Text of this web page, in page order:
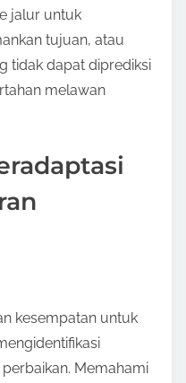
jalur untuk
tujuan, atau
tidak dapat diprediksi
melawan
kesempatan untuk
Memahami